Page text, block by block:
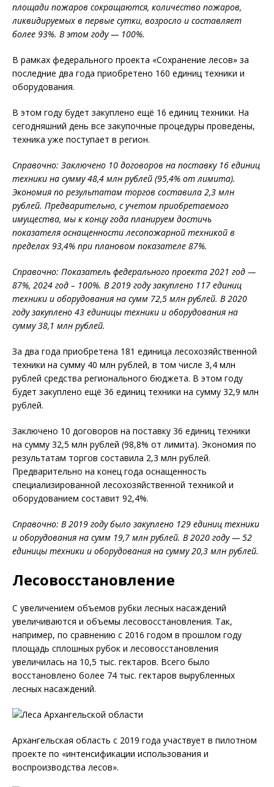
площади пожаров сокращаются, количество пожаров,
ликвидируемых в первые сутки, возросло и составляет
более 93%. В этом году — 100%.
В рамках федерального проекта «Сохранение лесов» за
последние два года приобретено 160 единиц техники и
оборудования.
В этом году будет закуплено ещё 16 единиц техники. На
сегодняшний день все закупочные процедуры проведены,
техника уже поступает в регион.
Справочно: Заключено 10 договоров на поставку 16 единиц
техники на сумму 48,4 млн рублей (95,4% от лимита).
Экономия по результатам торгов составила 2,3 млн
рублей. Предварительно, с учетом приобретаемого
имущества, мы к концу года планируем достичь
показателя оснащенности лесопожарной техникой в
пределах 93,4% при плановом показателе 87%.
Справочно: Показатель федерального проекта 2021 год —
87%, 2024 год – 100%. В 2019 году закуплено 117 единиц
техники и оборудования на сумм 72,5 млн рублей. В 2020
году закуплено 43 единицы техники и оборудования на
сумму 38,1 млн рублей.
За два года приобретена 181 единица лесохозяйственной
техники на сумму 40 млн рублей, в том числе 3,4 млн
рублей средства регионального бюджета. В этом году
будет закуплено ещё 36 единиц техники на сумму 32,9 млн
рублей.
Заключено 10 договоров на поставку 36 единиц техники
на сумму 32,5 млн рублей (98,8% от лимита). Экономия по
результатам торгов составила 2,3 млн рублей.
Предварительно на конец года оснащенность
специализированной лесохозяйственной техникой и
оборудованием составит 92,4%.
Справочно: В 2019 году было закуплено 129 единиц техники
и оборудования на сумм 19,7 млн рублей. В 2020 году — 52
единицы техники и оборудования на сумму 20,3 млн рублей.
Лесовосстановление
С увеличением объемов рубки лесных насаждений
увеличиваются и объемы лесовосстановления. Так,
например, по сравнению с 2016 годом в прошлом году
площадь сплошных рубок и лесовосстановления
увеличилась на 10,5 тыс. гектаров. Всего было
восстановлено более 74 тыс. гектаров вырубленных
лесных насаждений.
Архангельская область с 2019 года участвует в пилотном
проекте по «интенсификации использования и
воспроизводства лесов».